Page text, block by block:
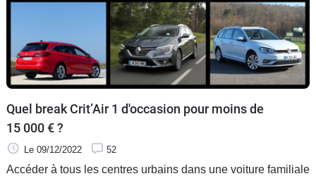
Quel break Crit’Air 1 d'occasion pour moins de
15 000 € ?
Le 09/12/2022 52
Accéder à tous les centres urbains dans une voiture familiale